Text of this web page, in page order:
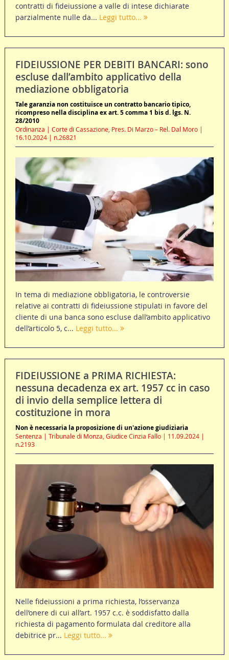
contratti di fideiussione a valle di intese dichiarate
parzialmente nulle da... Leggi tutto...
FIDEIUSSIONE PER DEBITI BANCARI: sono
escluse dall’ambito applicativo della
mediazione obbligatoria
Tale garanzia non costituisce un contratto bancario tipico,
ricompreso nella disciplina ex art. 5 comma 1 bis d. lgs. N.
28/2010
Ordinanza | Corte di Cassazione, Pres. Di Marzo – Rel. Dal Moro |
16.10.2024 | n.26821
In tema di mediazione obbligatoria, le controversie
relative ai contratti di fideiussione stipulati in favore del
cliente di una banca sono escluse dall’ambito applicativo
dell’articolo 5, c... Leggi tutto...
FIDEIUSSIONE a PRIMA RICHIESTA:
nessuna decadenza ex art. 1957 cc in caso
di invio della semplice lettera di
costituzione in mora
Non è necessaria la proposizione di un'azione giudiziaria
Sentenza | Tribunale di Monza, Giudice Cinzia Fallo | 11.09.2024 |
n.2193
Nelle fideiussioni a prima richiesta, l’osservanza
dell’onere di cui all’art. 1957 c.c. è soddisfatto dalla
richiesta di pagamento formulata dal creditore alla
debitrice pr... Leggi tutto...